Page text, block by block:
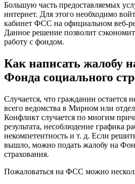
Большую часть предоставляемых
интернет. Для этого необходимо
кабинет ФСС на официальном веб-
Данное решение позволит
работу с фондом.
Как написать жалобу
Фонда социального
Случается, что гражданин остается
всего ведомства в Мирном или
Конфликт случается по многим
результата, несоблюдение графика
некомпетентность и т. д. Если
вышло, можно подать жалобу на
страхования.
Пожаловаться на ФСС можно